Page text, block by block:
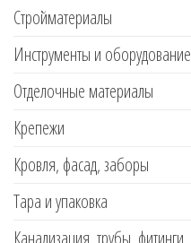
Стройматериалы
Инструменты и оборудование
Отделочные материалы
Крепежи
Кровля, фасад, заборы
Тара и упаковка